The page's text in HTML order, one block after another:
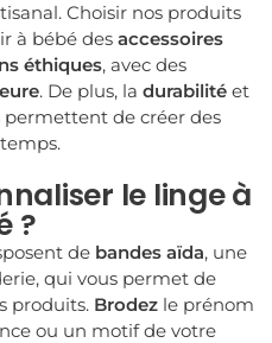
Choisir nos produits
à bébé des accessoires
éthiques, avec des
. De plus, la durabilité et
permettent de créer des
le linge à
?
de bandes aïda, une
qui vous permet de
produits. Brodez le prénom
ou un motif de votre